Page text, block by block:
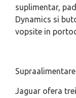
suplimentar,
Dynamics si
vopsite in
Jaguar ofera